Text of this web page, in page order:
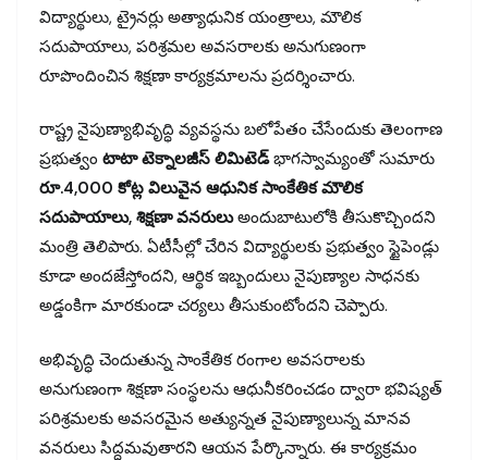
విద్యార్థులు, ట్రైనర్లు అత్యాధునిక యంత్రాలు, మౌలిక
సదుపాయాలు, పరిశ్రమల అవసరాలకు అనుగుణంగా
రూపొందించిన శిక్షణా కార్యక్రమాలను ప్రదర్శించారు.
రాష్ట్ర నైపుణ్యాభివృద్ధి వ్యవస్థను బలోపేతం చేసేందుకు తెలంగాణ
ప్రభుత్వం టాటా టెక్నాలజీస్ లిమిటెడ్భాగస్వామ్యంతో సుమారు
రూ.4,000 కోట్ల విలువైన ఆధునిక సాంకేతిక మౌలిక
సదుపాయాలు, శిక్షణా వనరులుఅందుబాటులోకి తీసుకొచ్చిందని
మంత్రి తెలిపారు. ఏటీసీల్లో చేరిన విద్యార్థులకు ప్రభుత్వం స్టైపెండ్లు
కూడా అందజేస్తోందని, ఆర్థిక ఇబ్బందులు నైపుణ్యాల సాధనకు
అడ్డంకిగా మారకుండా చర్యలు తీసుకుంటోందని చెప్పారు.
అభివృద్ధి చెందుతున్న సాంకేతిక రంగాల అవసరాలకు
అనుగుణంగా శిక్షణా సంస్థలను ఆధునీకరించడం ద్వారా భవిష్యత్
పరిశ్రమలకు అవసరమైన అత్యున్నత నైపుణ్యాలున్న మానవ
వనరులు సిద్ధమవుతారని ఆయన పేర్కొన్నారు. ఈ కార్యక్రమం